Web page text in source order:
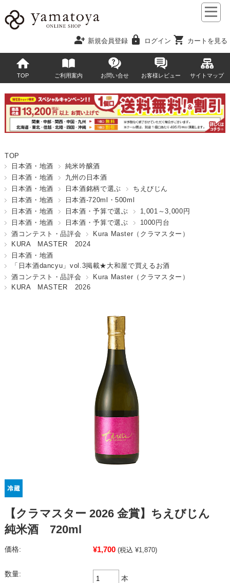
person_add 新規会員登録 lock ログイン shopping_cart カートを見る
TOP ご利用案内 お問い合せ お客様レビュー サイトマップ
TOP
日本酒・地酒
純米吟醸酒
日本酒・地酒
九州の日本酒
日本酒・地酒
日本酒銘柄で選ぶ
ちえびじん
日本酒・地酒
日本酒-720ml・500ml
日本酒・地酒
日本酒・予算で選ぶ
1,001～3,000円
日本酒・地酒
日本酒・予算で選ぶ
1000円台
酒コンテスト・品評会
Kura Master（クラマスター）
KURA MASTER 2024
日本酒・地酒
「日本酒dancyu」vol.3掲載★大和屋で買えるお酒
酒コンテスト・品評会
Kura Master（クラマスター）
KURA MASTER 2026
【クラマスター 2026 金賞】ちえびじん
純米酒 720ml
価格: ¥1,700 (税込 ¥1,870)
数量:
本